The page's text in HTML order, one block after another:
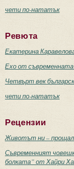
чети по-нататък
Ревюта
Екатерина
Ехо от съвременната
Четвърт век
чети по-нататък
Рецензии
Животът ни –
Съвременният
болката” от Хайри